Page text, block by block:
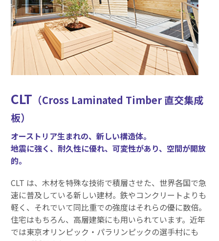
CLT （Cross Laminated Timber 直交集成
板）
オーストリア生まれの、新しい構造体。
地震に強く、耐久性に優れ、可変性があり、空間が開放
的。
CLT は、木材を特殊な技術で積層させた、世界各国で急
速に普及している新しい建材。鉄やコンクリートよりも
軽く、それでいて同比重での強度はそれらの優に数倍。
住宅はもちろん、高層建築にも用いられています。近年
では東京オリンピック・パラリンピックの選手村にも